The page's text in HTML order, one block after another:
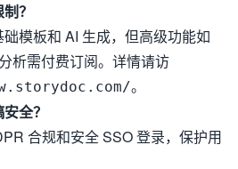
？
模板和 AI 生成，但高级功能如
析需付费订阅。详情请访
。
全？
合规和安全 SSO 登录，保护用